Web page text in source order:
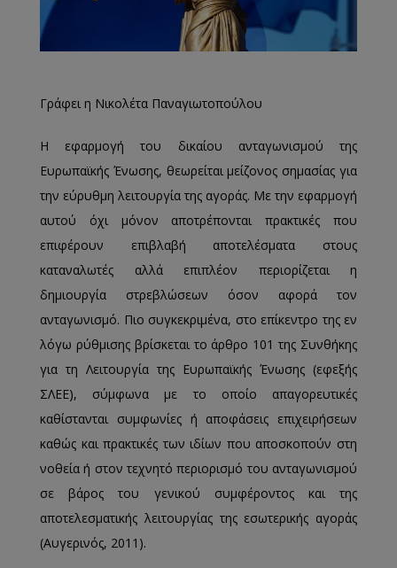
Γράφει η Νικολέτα Παναγιωτοπούλου
Η εφαρμογή του δικαίου ανταγωνισμού της
Ευρωπαϊκής Ένωσης, θεωρείται μείζονος σημασίας για
την εύρυθμη λειτουργία της αγοράς. Με την εφαρμογή
αυτού όχι μόνον αποτρέπονται πρακτικές που
επιφέρουν επιβλαβή αποτελέσματα στους
καταναλωτές αλλά επιπλέον περιορίζεται η
δημιουργία στρεβλώσεων όσον αφορά τον
ανταγωνισμό. Πιο συγκεκριμένα, στο επίκεντρο της εν
λόγω ρύθμισης βρίσκεται το άρθρο 101 της Συνθήκης
για τη Λειτουργία της Ευρωπαϊκής Ένωσης (εφεξής
ΣΛΕΕ), σύμφωνα με το οποίο απαγορευτικές
καθίστανται συμφωνίες ή αποφάσεις επιχειρήσεων
καθώς και πρακτικές των ιδίων που αποσκοπούν στη
νοθεία ή στον τεχνητό περιορισμό του ανταγωνισμού
σε βάρος του γενικού συμφέροντος και της
αποτελεσματικής λειτουργίας της εσωτερικής αγοράς
(Αυγερινός, 2011).